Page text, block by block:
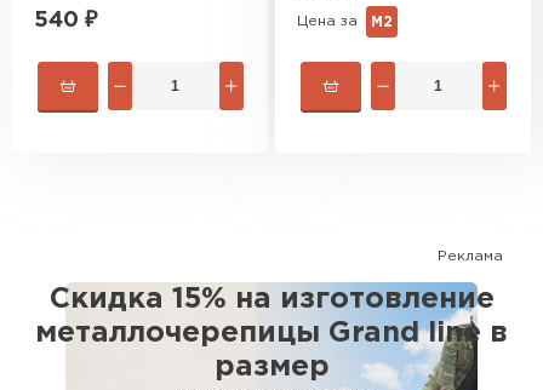
540 ₽ Цена за М2
Реклама
Скидка 15% на изготовление
металлочерепицы Grand line в
размер